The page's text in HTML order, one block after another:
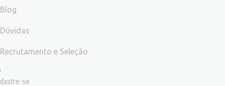
Blog
Dúvidas
Recrutamento e Seleção
se